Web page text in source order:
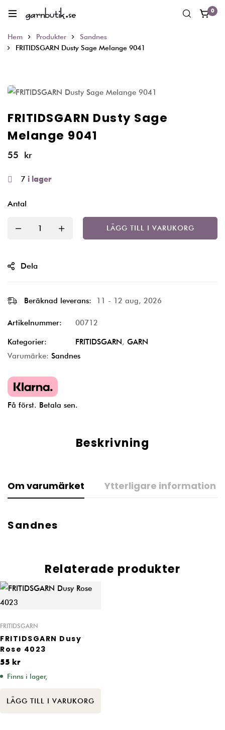
0
Hem Produkter
Sandnes
FRITIDSGARN Dusty Sage Melange 9041
FRITIDSGARN Dusty Sage
Melange 9041
55 kr
7 i lager
Antal
LÄGG TILL I VARUKORG
Dela
Beräknad leverans: 11 - 12 aug, 2026
Artikelnummer: 00712
Kategorier: FRITIDSGARN, GARN
Varumärke: Sandnes
Få först. Betala sen.
Beskrivning
Om varumärket Ytterligare information
Sandnes
Relaterade produkter
FRITIDSGARN
FRITIDSGARN Dusy
Rose 4023
55 kr
Finns i lager,
LÄGG TILL I VARUKORG